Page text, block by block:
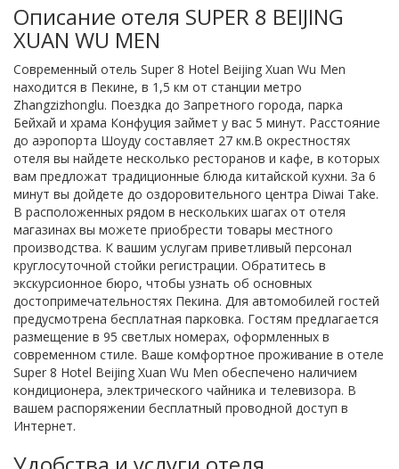
Описание отеля SUPER 8 BEIJING
XUAN WU MEN
Современный отель Super 8 Hotel Beijing Xuan Wu Men
находится в Пекине, в 1,5 км от станции метро
Zhangzizhonglu. Поездка до Запретного города, парка
Бейхай и храма Конфуция займет у вас 5 минут. Расстояние
до аэропорта Шоуду составляет 27 км.В окрестностях
отеля вы найдете несколько ресторанов и кафе, в которых
вам предложат традиционные блюда китайской кухни. За 6
минут вы дойдете до оздоровительного центра Diwai Take.
В расположенных рядом в нескольких шагах от отеля
магазинах вы можете приобрести товары местного
производства. К вашим услугам приветливый персонал
круглосуточной стойки регистрации. Обратитесь в
экскурсионное бюро, чтобы узнать об основных
достопримечательностях Пекина. Для автомобилей гостей
предусмотрена бесплатная парковка. Гостям предлагается
размещение в 95 светлых номерах, оформленных в
современном стиле. Ваше комфортное проживание в отеле
Super 8 Hotel Beijing Xuan Wu Men обеспечено наличием
кондиционера, электрического чайника и телевизора. В
вашем распоряжении бесплатный проводной доступ в
Интернет.